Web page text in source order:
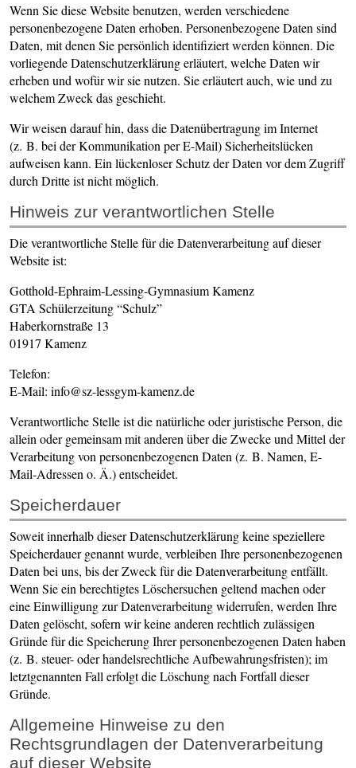
Wenn Sie diese Website benutzen, werden verschiedene
personenbezogene Daten erhoben. Personenbezogene Daten sind
Daten, mit denen Sie persönlich identifiziert werden können. Die
vorliegende Datenschutzerklärung erläutert, welche Daten wir
erheben und wofür wir sie nutzen. Sie erläutert auch, wie und zu
welchem Zweck das geschieht.
Wir weisen darauf hin, dass die Datenübertragung im Internet
(z. B. bei der Kommunikation per E-Mail) Sicherheitslücken
aufweisen kann. Ein lückenloser Schutz der Daten vor dem Zugriff
durch Dritte ist nicht möglich.
Hinweis zur verantwortlichen Stelle
Die verantwortliche Stelle für die Datenverarbeitung auf dieser
Website ist:
Gotthold-Ephraim-Lessing-Gymnasium Kamenz
GTA Schülerzeitung “Schulz”
Haberkornstraße 13
01917 Kamenz
Telefon:
E-Mail: info@sz-lessgym-kamenz.de
Verantwortliche Stelle ist die natürliche oder juristische Person, die
allein oder gemeinsam mit anderen über die Zwecke und Mittel der
Verarbeitung von personenbezogenen Daten (z. B. Namen, E-
Mail-Adressen o. Ä.) entscheidet.
Speicherdauer
Soweit innerhalb dieser Datenschutzerklärung keine speziellere
Speicherdauer genannt wurde, verbleiben Ihre personenbezogenen
Daten bei uns, bis der Zweck für die Datenverarbeitung entfällt.
Wenn Sie ein berechtigtes Löschersuchen geltend machen oder
eine Einwilligung zur Datenverarbeitung widerrufen, werden Ihre
Daten gelöscht, sofern wir keine anderen rechtlich zulässigen
Gründe für die Speicherung Ihrer personenbezogenen Daten haben
(z. B. steuer- oder handelsrechtliche Aufbewahrungsfristen); im
letztgenannten Fall erfolgt die Löschung nach Fortfall dieser
Gründe.
Allgemeine Hinweise zu den
Rechtsgrundlagen der Datenverarbeitung
auf dieser Website